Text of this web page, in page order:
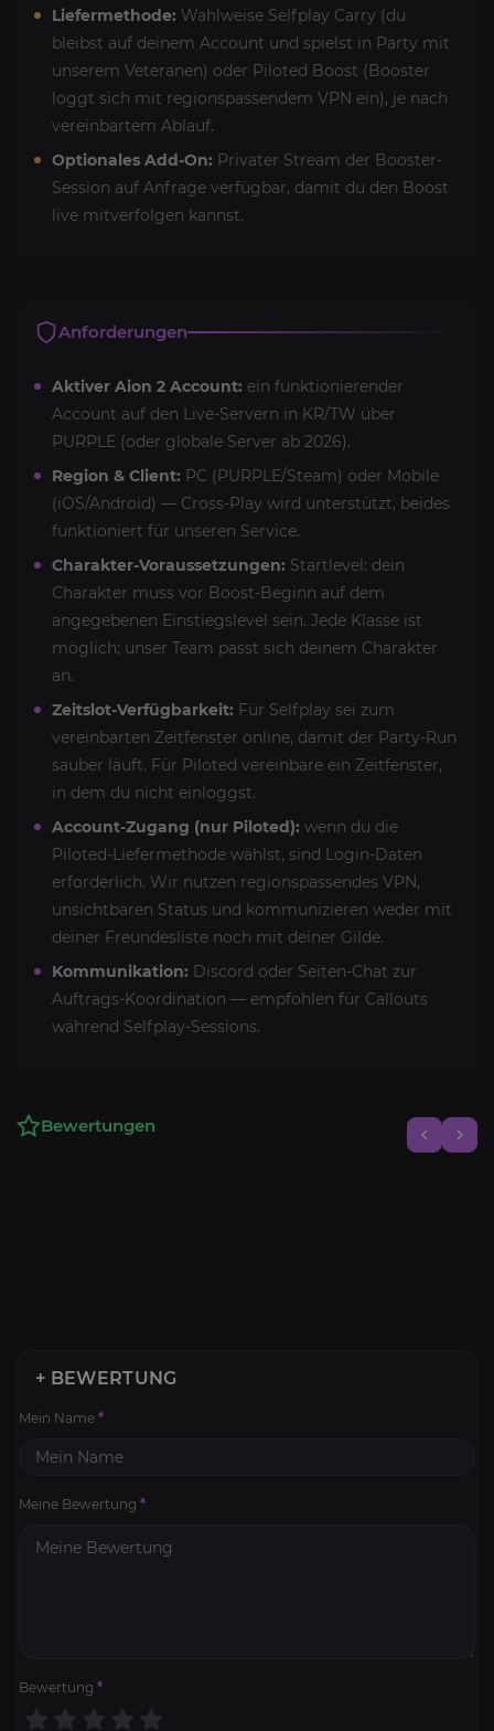
Liefermethode: Wahlweise Selfplay Carry (du
bleibst auf deinem Account und spielst in Party mit
unserem Veteranen) oder Piloted Boost (Booster
loggt sich mit regionspassendem VPN ein), je nach
vereinbartem Ablauf.
Optionales Add-On: Privater Stream der Booster-
Session auf Anfrage verfügbar, damit du den Boost
live mitverfolgen kannst.
Anforderungen
Aktiver Aion 2 Account: ein funktionierender
Account auf den Live-Servern in KR/TW über
PURPLE (oder globale Server ab 2026).
Region & Client: PC (PURPLE/Steam) oder Mobile
(iOS/Android) — Cross-Play wird unterstützt, beides
funktioniert für unseren Service.
Charakter-Voraussetzungen: Startlevel: dein
Charakter muss vor Boost-Beginn auf dem
angegebenen Einstiegslevel sein. Jede Klasse ist
möglich; unser Team passt sich deinem Charakter
an.
Zeitslot-Verfügbarkeit: Für Selfplay sei zum
vereinbarten Zeitfenster online, damit der Party-Run
sauber läuft. Für Piloted vereinbare ein Zeitfenster,
in dem du nicht einloggst.
Account-Zugang (nur Piloted): wenn du die
Piloted-Liefermethode wählst, sind Login-Daten
erforderlich. Wir nutzen regionspassendes VPN,
unsichtbaren Status und kommunizieren weder mit
deiner Freundesliste noch mit deiner Gilde.
Kommunikation: Discord oder Seiten-Chat zur
Auftrags-Koordination — empfohlen für Callouts
während Selfplay-Sessions.
Bewertungen
+ BEWERTUNG
Mein Name *
Meine Bewertung *
Bewertung *